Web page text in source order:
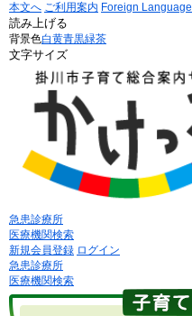
本文へ ご利用案内 Foreign Language
読み上げる
背景色白黄青黒緑茶
文字サイズ
急患診療所
医療機関検索
新規会員登録 ログイン
急患診療所
医療機関検索